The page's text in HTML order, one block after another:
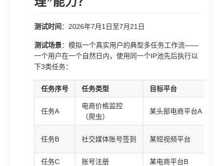
测试时间 ：2026年7月1日至7月21日
测试场景：模拟一个真实用户的典型多任务工作流——
一个用户在一个自然日内，使用同一个IP池先后执行以
下3类任务：
任务序号 任务类型 目标平台
任务A
电商价格监控
（爬虫）
某头部电商平台A
任务B 社交媒体账号签到 某短视频平台
任务C 账号注册 某电商平台B